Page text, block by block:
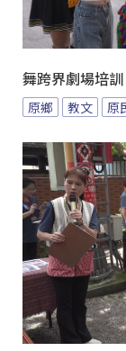
舞跨界劇場培
原鄉 教文 原